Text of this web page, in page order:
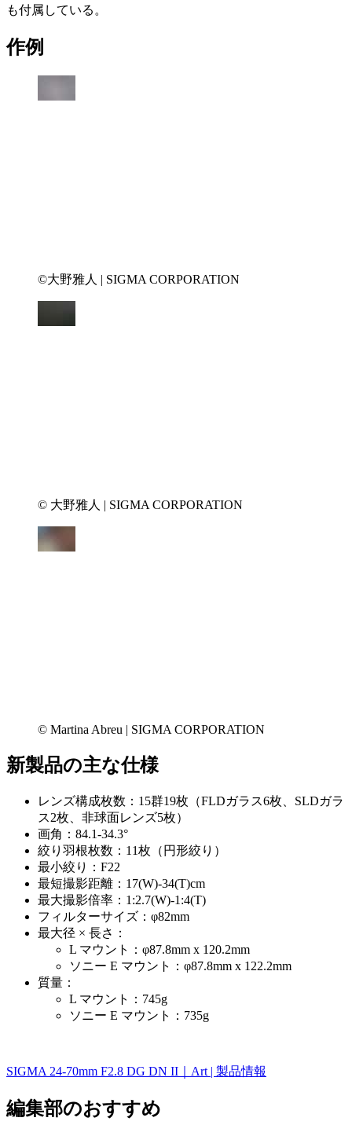
も付属している。
作例
©大野雅人 | SIGMA CORPORATION
© 大野雅人 | SIGMA CORPORATION
© Martina Abreu | SIGMA CORPORATION
新製品の主な仕様
レンズ構成枚数：15群19枚（FLDガラス6枚、SLDガラ
ス2枚、非球面レンズ5枚）
画角：84.1-34.3°
絞り羽根枚数：11枚（円形絞り）
最小絞り：F22
最短撮影距離：17(W)-34(T)cm
最大撮影倍率：1:2.7(W)-1:4(T)
フィルターサイズ：φ82mm
最大径 × 長さ：
L マウント：φ87.8mm x 120.2mm
ソニー E マウント：φ87.8mm x 122.2mm
質量：
L マウント：745g
ソニー E マウント：735g
SIGMA 24-70mm F2.8 DG DN II｜Art | 製品情報
編集部のおすすめ